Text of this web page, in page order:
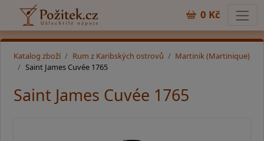
0 Kč
Katalog zboží Rum z Karibských ostrovů
Martinik (Martinique)
Saint James Cuvée 1765
Saint James Cuvée 1765